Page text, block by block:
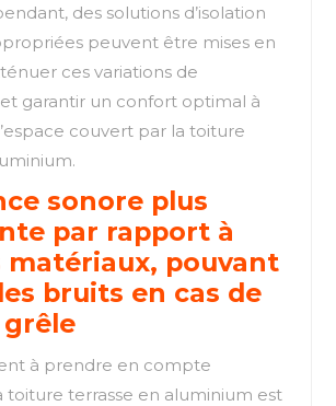
des solutions d’isolation
peuvent être mises en
ces variations de
garantir un confort optimal à
couvert par la toiture
sonore plus
par rapport à
matériaux, pouvant
bruits en cas de
à prendre en compte
toiture terrasse en aluminium est